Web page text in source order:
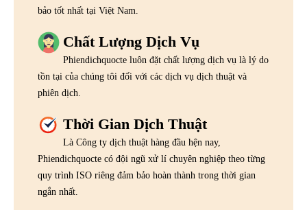
bảo tốt nhất tại Việt Nam.
Chất Lượng Dịch Vụ
Phiendichquocte luôn đặt chất lượng dịch vụ là lý do
tồn tại của chúng tôi đối với các dịch vụ dịch thuật và
phiên dịch.
Thời Gian Dịch Thuật
Là Công ty dịch thuật hàng đầu hện nay,
Phiendichquocte có đội ngũ xử lí chuyên nghiệp theo từng
quy trình ISO riêng đảm bảo hoàn thành trong thời gian
ngắn nhất.